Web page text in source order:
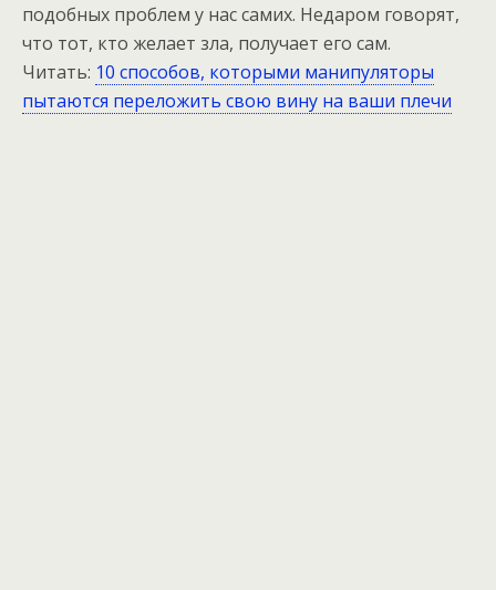
подобных проблем у нас самих. Недаром говорят,
что тот, кто желает зла, получает его сам.
Читать: 10 способов, которыми манипуляторы
пытаются переложить свою вину на ваши плечи